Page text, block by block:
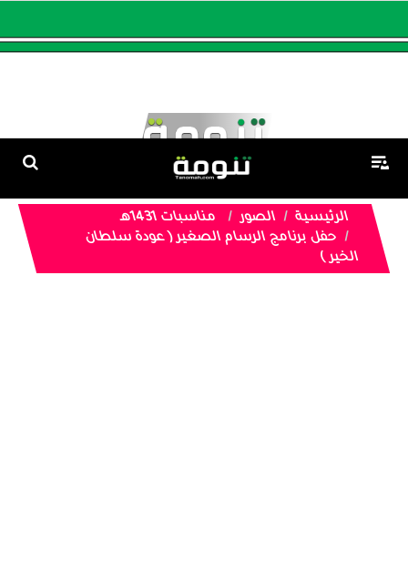
الرئيسية الصور
مناسبات 1431هـ
حفل برنامج الرسام الصغير ( عودة سلطان
الخير )